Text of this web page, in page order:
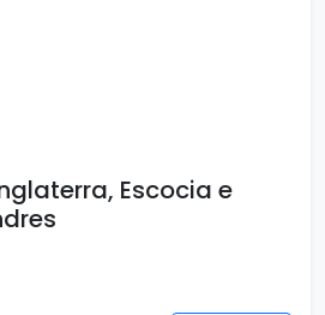
Escocia e